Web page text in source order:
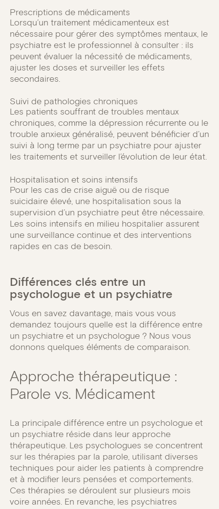
Prescriptions de médicaments
Lorsqu’un traitement médicamenteux est
nécessaire pour gérer des symptômes mentaux, le
psychiatre est le professionnel à consulter : ils
peuvent évaluer la nécessité de médicaments,
ajuster les doses et surveiller les effets
secondaires.
Suivi de pathologies chroniques
Les patients souffrant de troubles mentaux
chroniques, comme la dépression récurrente ou le
trouble anxieux généralisé, peuvent bénéficier d’un
suivi à long terme par un psychiatre pour ajuster
les traitements et surveiller l’évolution de leur état.
Hospitalisation et soins intensifs
Pour les cas de crise aiguë ou de risque
suicidaire élevé, une hospitalisation sous la
supervision d’un psychiatre peut être nécessaire.
Les soins intensifs en milieu hospitalier assurent
une surveillance continue et des interventions
rapides en cas de besoin.
Différences clés entre un
psychologue et un psychiatre
Vous en savez davantage, mais vous vous
demandez toujours quelle est la différence entre
un psychiatre et un psychologue ? Nous vous
donnons quelques éléments de comparaison.
Approche thérapeutique :
Parole vs. Médicament
La principale différence entre un psychologue et
un psychiatre réside dans leur approche
thérapeutique. Les psychologues se concentrent
sur les thérapies par la parole, utilisant diverses
techniques pour aider les patients à comprendre
et à modifier leurs pensées et comportements.
Ces thérapies se déroulent sur plusieurs mois
voire années. En revanche, les psychiatres